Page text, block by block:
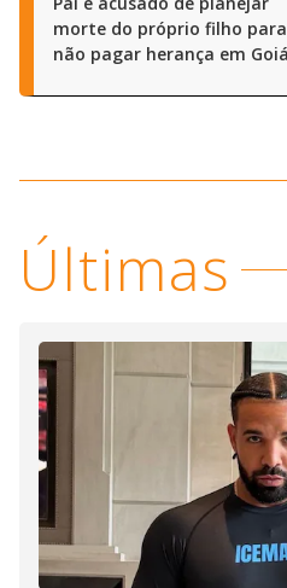
morte do próprio filho para
não pagar herança em
Últimas